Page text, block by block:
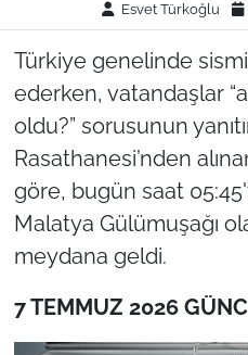
Esvet Türkoğlu
Türkiye genelinde
ederken, vatandaşlar
oldu?” sorusunun
Rasathanesi’nden
göre, bugün saat
Malatya Gülümuşağı
meydana geldi.
7 TEMMUZ 2026